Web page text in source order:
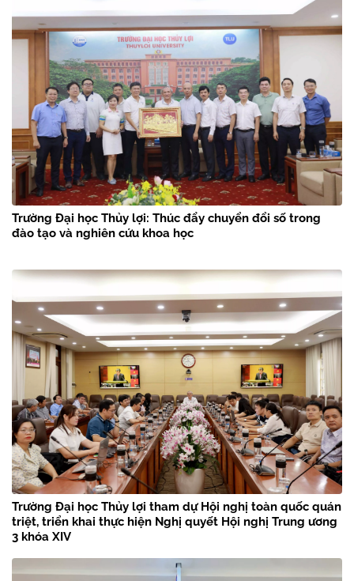
Trường Đại học Thủy lợi: Thúc đẩy chuyển đổi số trong
đào tạo và nghiên cứu khoa học
Trường Đại học Thủy lợi tham dự Hội nghị toàn quốc quán
triệt, triển khai thực hiện Nghị quyết Hội nghị Trung ương
3 khóa XIV